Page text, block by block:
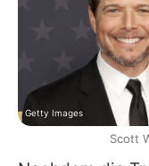
Getty Images
Scott